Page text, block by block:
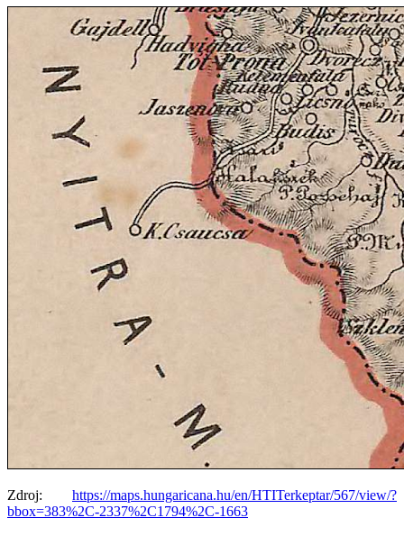
Zdroj: https://maps.hungaricana.hu/en/HTITerkeptar/567/view/?
bbox=383%2C-2337%2C1794%2C-1663